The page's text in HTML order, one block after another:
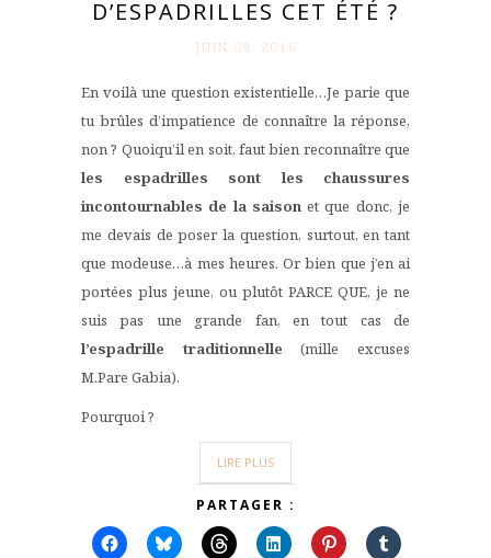
D’ESPADRILLES CET ÉTÉ ?
JUIN 09. 2016
En voilà une question existentielle…Je parie que
tu brûles d’impatience de connaître la réponse,
non ? Quoiqu’il en soit, faut bien reconnaître que
les espadrilles sont les chaussures
incontournables de la saisonet que donc, je
me devais de poser la question, surtout, en tant
que modeuse…à mes heures. Or bien que j’en ai
portées plus jeune, ou plutôt PARCE QUE, je ne
suis pas une grande fan, en tout cas de
l’espadrille traditionnelle (mille excuses
M.Pare Gabia).
Pourquoi ?
LIRE PLUS
PARTAGER :